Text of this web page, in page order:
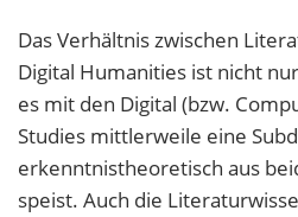
Das Verhältnis zwischen
Digital Humanities ist nicht
es mit den Digital (bzw.
Studies mittlerweile eine
erkenntnistheoretisch aus
speist. Auch die